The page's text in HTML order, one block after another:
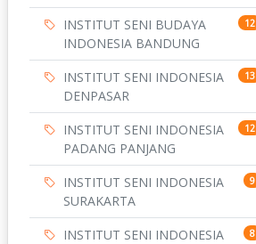
INSTITUT SENI BUDAYA
INDONESIA BANDUNG
12
INSTITUT SENI INDONESIA
DENPASAR
13
INSTITUT SENI INDONESIA
PADANG PANJANG
12
INSTITUT SENI INDONESIA
SURAKARTA
9
INSTITUT SENI INDONESIA
8